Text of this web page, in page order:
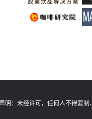
明： 未经许可，任何人不得复制